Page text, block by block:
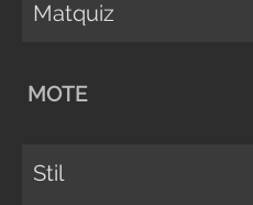
Matquiz
MOTE
Stil